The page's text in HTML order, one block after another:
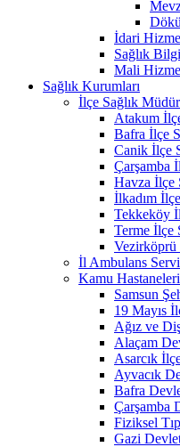
İdari
Sağlık
Mali
Sağlık Kurumları
İlçe Sağlık
Atakum
Bafra İlçe
Canik İlçe
Çarşamba
Havza İlçe
İlkadım
Tekkeköy
Terme İlçe
Vezirköprü
İl Ambulans
Kamu Hastaneleri
Samsun
19 Mayıs
Ağız ve
Alaçam
Asarcık
Ayvacık
Bafra
Çarşamba
Fiziksel
Gazi